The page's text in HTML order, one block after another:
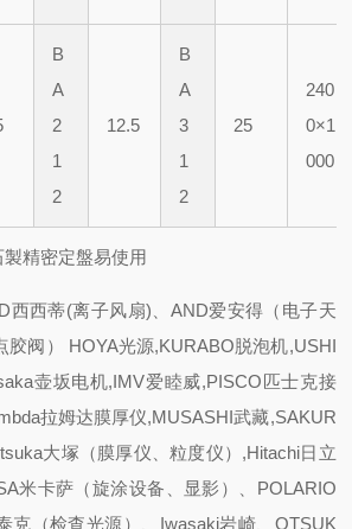
B
A
2
1
2
12.5
B
A
3
1
2
25
240
0×1
000
西西蒂(离子风扇)、AND爱安得（电子天
胶阀） HOYA光源,KURABO脱泡机,USHI
壶坂电机,IMV爱睦威,PISCO匹士克接
拉姆达膜厚仪,MUSASHI武藏,SAKUR
大塚（膜厚仪、粒度仪）,Hitachi日立
米卡萨（旋涂设备、显影）、POLARIO
克（检查光源）、Iwasaki岩崎、OTSUK